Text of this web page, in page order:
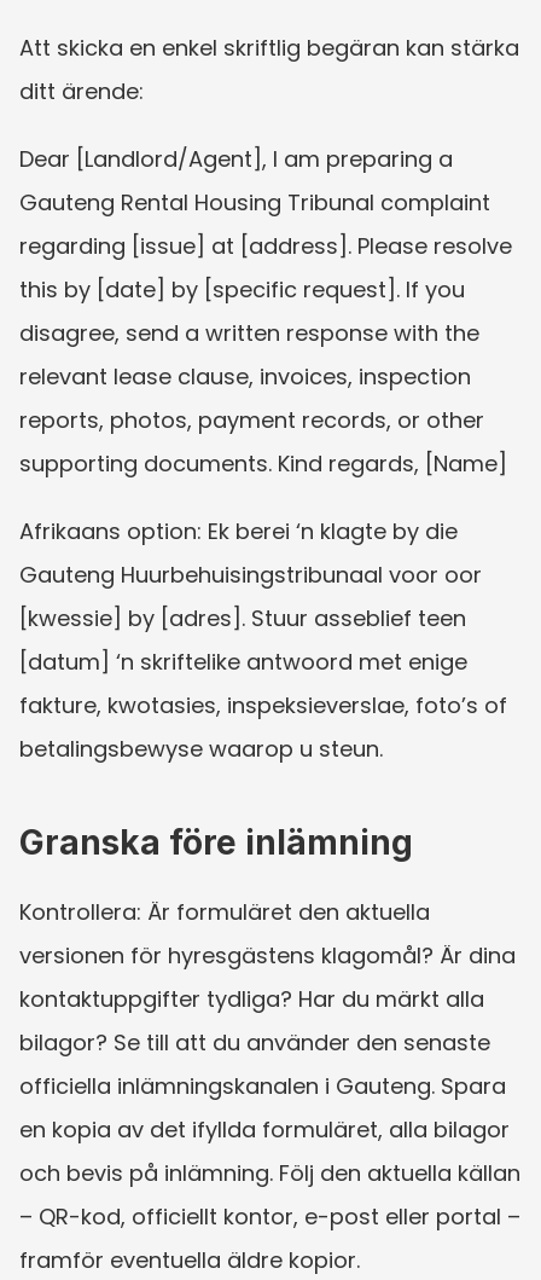
Att skicka en enkel skriftlig begäran kan stärka
ditt ärende:
Dear [Landlord/Agent], I am preparing a
Gauteng Rental Housing Tribunal complaint
regarding [issue] at [address]. Please resolve
this by [date] by [specific request]. If you
disagree, send a written response with the
relevant lease clause, invoices, inspection
reports, photos, payment records, or other
supporting documents. Kind regards, [Name]
Afrikaans option: Ek berei ‘n klagte by die
Gauteng Huurbehuisingstribunaal voor oor
[kwessie] by [adres]. Stuur asseblief teen
[datum] ‘n skriftelike antwoord met enige
fakture, kwotasies, inspeksieverslae, foto’s of
betalingsbewyse waarop u steun.
Granska före inlämning
Kontrollera: Är formuläret den aktuella
versionen för hyresgästens klagomål? Är dina
kontaktuppgifter tydliga? Har du märkt alla
bilagor? Se till att du använder den senaste
officiella inlämningskanalen i Gauteng. Spara
en kopia av det ifyllda formuläret, alla bilagor
och bevis på inlämning. Följ den aktuella källan
– QR-kod, officiellt kontor, e-post eller portal –
framför eventuella äldre kopior.